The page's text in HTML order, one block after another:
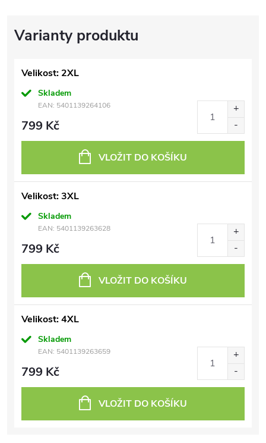
Velikost: 2XL
Skladem
EAN: 5401139264106
799 Kč
VLOŽIT DO KOŠÍKU
Velikost: 3XL
Skladem
EAN: 5401139263628
799 Kč
VLOŽIT DO KOŠÍKU
Velikost: 4XL
Skladem
EAN: 5401139263659
799 Kč
VLOŽIT DO KOŠÍKU